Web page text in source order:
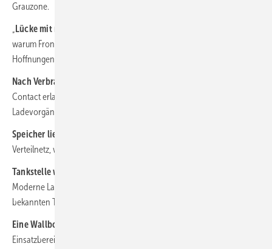
Grauzone.
Lücke mit neuem Produkt geschlossen“:
warum Fronius eine eigene Wallbox entwickelt hat. Und welche
Hoffnungen er mit dem Wattpilot verbindet.
Nach Verbrauch abrechnen:
Contact erlaubt die korrekte Verwaltung und Rückerstattung von
Ladevorgängen für die Firmenwagen der Mitarbeiter.
Speicher liefern Leistung:
Verteilnetz, wenn hohe Leistungen zum Laden gefordert werden.
Tankstelle wird Ladepark:
Moderne Ladestationen für E-Autos bieten viel mehr als die
bekannten Tankstellen.
Eine Wallbox für viele Kunden:
Einsatzbereich abdecken und Schieflasten am Netz vermeiden.